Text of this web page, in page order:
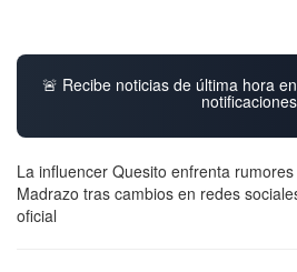
🚨 Recibe noticias de última hora
notificaciones
La influencer Quesito enfrenta
Madrazo tras cambios en redes
oficial